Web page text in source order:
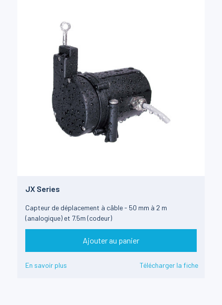
JX Series
Capteur de déplacement à câble - 50 mm à 2 m
(analogique) et 7.5m (codeur)
Ajouter au panier
En savoir plus Télécharger la fiche